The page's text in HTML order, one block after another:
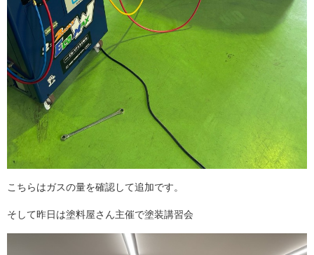
こちらはガスの量を確認して追加です。
そして昨日は塗料屋さん主催で塗装講習会